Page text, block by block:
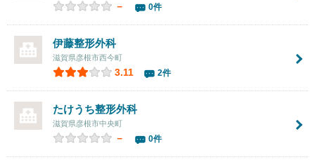
－ 0件
伊藤整形外科
滋賀県彦根市西今町
3.11 2件
たけうち整形外科
滋賀県彦根市中央町
－ 0件